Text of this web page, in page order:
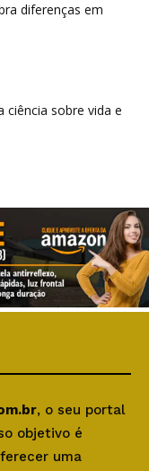
diferenças em
ciência sobre vida e
, o seu portal
objetivo é
uma